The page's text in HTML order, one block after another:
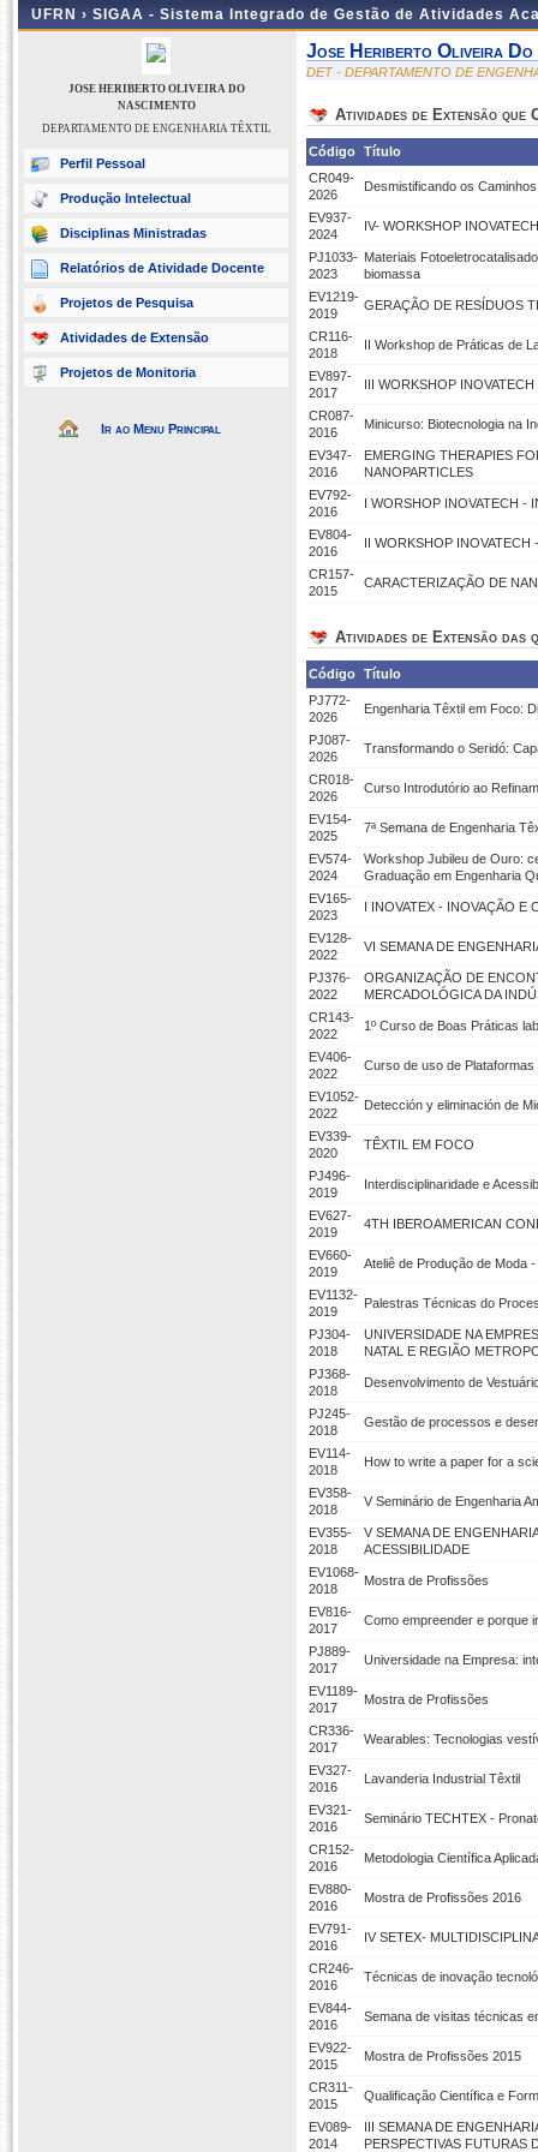
UFRN › SIGAA - Sistema Integrado de Gestão de Atividades
JOSE HERIBERTO OLIVEIRA DO
NASCIMENTO
DEPARTAMENTO DE ENGENHARIA TÊXTIL
Perfil Pessoal
Produção Intelectual
Disciplinas Ministradas
Relatórios de Atividade Docente
Projetos de Pesquisa
Atividades de Extensão
Projetos de Monitoria
Ir ao Menu Principal
Jose Heriberto Oliveira Do
DET - DEPARTAMENTO DE
Atividades de Extensão que
Código Título
CR049-
2026
Desmistificando os
EV937-
2024
IV- WORKSHOP
PJ1033-
2023
Materiais
biomassa
EV1219-
2019
GERAÇÃO DE RESÍDUOS
CR116-
2018
II Workshop de Práticas de
EV897-
2017
III WORKSHOP
CR087-
2016
Minicurso: Biotecnologia na
EV347-
2016
EMERGING THERAPIES
NANOPARTICLES
EV792-
2016
I WORSHOP INOVATECH -
EV804-
2016
II WORKSHOP
CR157-
2015
CARACTERIZAÇÃO DE
Atividades de Extensão das
Código Título
PJ772-
2026
Engenharia Têxtil em Foco:
PJ087-
2026
Transformando o Seridó:
CR018-
2026
Curso Introdutório ao
EV154-
2025
7ª Semana de Engenharia
EV574-
2024
Workshop Jubileu de Ouro:
Graduação em Engenharia
EV165-
2023
I INOVATEX - INOVAÇÃO E
EV128-
2022
VI SEMANA DE
PJ376-
2022
ORGANIZAÇÃO DE
MERCADOLÓGICA DA
CR143-
2022
1º Curso de Boas Práticas
EV406-
2022
Curso de uso de
EV1052-
2022
Detección y eliminación de
EV339-
2020
TÊXTIL EM FOCO
PJ496-
2019
Interdisciplinaridade e
EV627-
2019
4TH IBEROAMERICAN
EV660-
2019
Ateliê de Produção de Moda
EV1132-
2019
Palestras Técnicas do
PJ304-
2018
UNIVERSIDADE NA
NATAL E REGIÃO
PJ368-
2018
Desenvolvimento de
PJ245-
2018
Gestão de processos e
EV114-
2018
How to write a paper for a
EV358-
2018
V Seminário de Engenharia
EV355-
2018
V SEMANA DE
ACESSIBILIDADE
EV1068-
2018
Mostra de Profissões
EV816-
2017
Como empreender e porque
PJ889-
2017
Universidade na Empresa:
EV1189-
2017
Mostra de Profissões
CR336-
2017
Wearables: Tecnologias
EV327-
2016
Lavanderia Industrial Têxtil
EV321-
2016
Seminário TECHTEX -
CR152-
2016
Metodologia Científica
EV880-
2016
Mostra de Profissões 2016
EV791-
2016
IV SETEX-
CR246-
2016
Técnicas de inovação
EV844-
2016
Semana de visitas técnicas
EV922-
2015
Mostra de Profissões 2015
CR311-
2015
Qualificação Científica e
EV089-
2014
III SEMANA DE
PERSPECTIVAS FUTURAS